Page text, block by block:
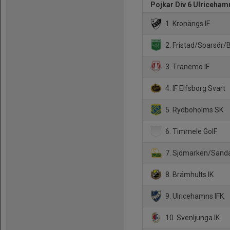
Pojkar Div 6
1. Kronängs IF
2. Fristad/Sparsör/
3. Tranemo IF
4. IF Elfsborg Svart
5. Rydboholms SK
6. Timmele GoIF
7. Sjömarken/
8. Brämhults IK
9. Ulricehamns IFK
10. Svenljunga IK